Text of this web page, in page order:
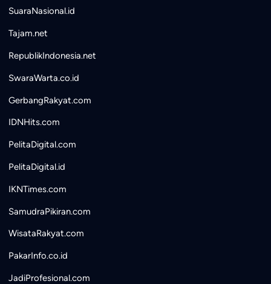
SuaraNasional.id
Tajam.net
RepublikIndonesia.net
SwaraWarta.co.id
GerbangRakyat.com
IDNHits.com
PelitaDigital.com
PelitaDigital.id
IKNTimes.com
SamudraPikiran.com
WisataRakyat.com
PakarInfo.co.id
JadiProfesional.com